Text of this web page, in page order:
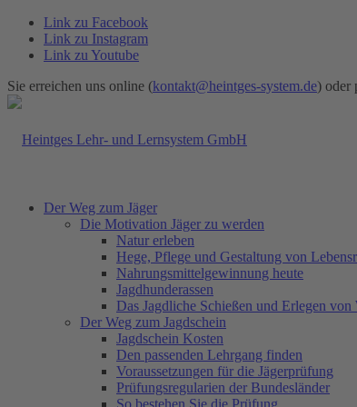
Link zu Facebook
Link zu Instagram
Link zu Youtube
Sie erreichen uns online (kontakt@heintges-system.de) oder
Der Weg zum Jäger
Die Motivation Jäger zu werden
Natur erleben
Hege, Pflege und Gestaltung von
Nahrungsmittelgewinnung heute
Jagdhunderassen
Das Jagdliche Schießen und Erlegen von
Der Weg zum Jagdschein
Jagdschein Kosten
Den passenden Lehrgang finden
Voraussetzungen für die Jägerprüfung
Prüfungsregularien der Bundesländer
So bestehen Sie die Prüfung